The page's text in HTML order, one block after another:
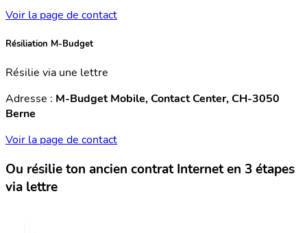
Voir la page de contact
Résiliation M-Budget
Résilie via une lettre
Adresse : M-Budget Mobile, Contact Center, CH-3050
Berne
Voir la page de contact
Ou résilie ton ancien contrat Internet en 3 étapes
via lettre